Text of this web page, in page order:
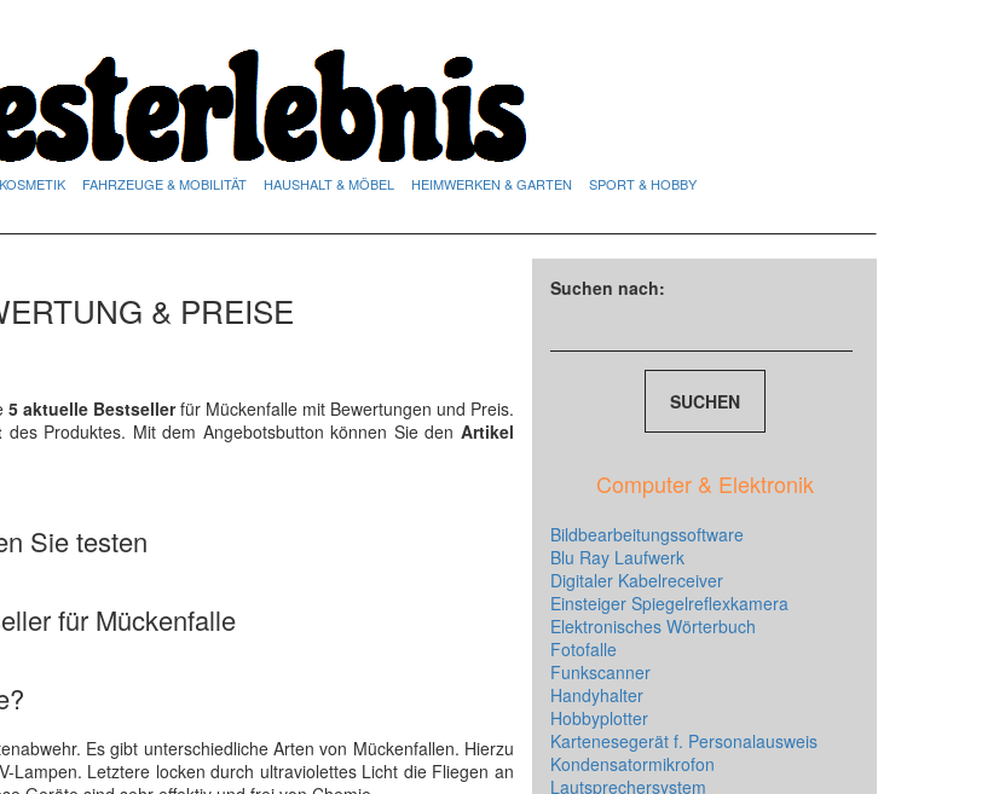
FAHRZEUGE & MOBILITÄT HAUSHALT & MÖBEL HEIMWERKEN & GARTEN SPORT & HOBBY
& PREISE
5 aktuelle Bestsellerfür Mückenfalle mit Bewertungen und Preis.
des Produktes. Mit dem Angebotsbutton können Sie den Artikel
Sie testen
für Mückenfalle
Es gibt unterschiedliche Arten von Mückenfallen. Hierzu
Letztere locken durch ultraviolettes Licht die Fliegen an
Suchen nach:
Computer & Elektronik
Bildbearbeitungssoftware
Blu Ray Laufwerk
Digitaler Kabelreceiver
Einsteiger Spiegelreflexkamera
Elektronisches Wörterbuch
Fotofalle
Funkscanner
Handyhalter
Hobbyplotter
Kartenesegerät f. Personalausweis
Kondensatormikrofon
Lautsprechersystem